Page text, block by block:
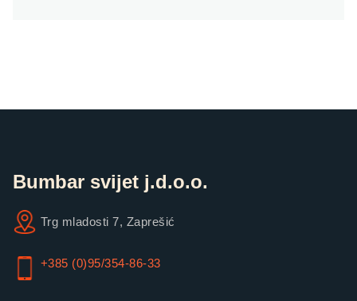
Bumbar svijet j.d.o.o.
Trg mladosti 7, Zaprešić
+385 (0)95/354-86-33